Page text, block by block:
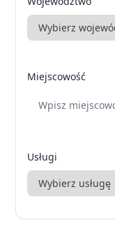
Miejscowość
Usługi